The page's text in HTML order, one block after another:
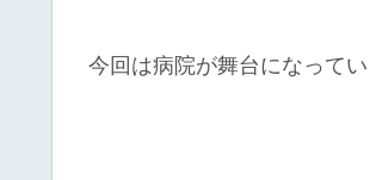
今回は病院が舞台になって